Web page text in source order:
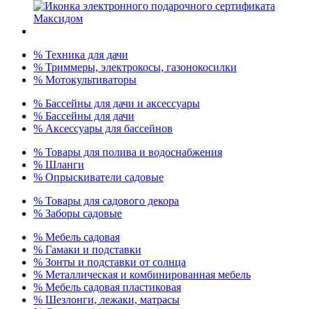
% Техника для дачи
% Триммеры, электрокосы, газонокосилки
% Мотокультиваторы
% Бассейны для дачи и аксессуары
% Бассейны для дачи
% Аксессуары для бассейнов
% Товары для полива и водоснабжения
% Шланги
% Опрыскиватели садовые
% Товары для садового декора
% Заборы садовые
% Мебель садовая
% Гамаки и подставки
% Зонты и подставки от солнца
% Металлическая и комбинированная мебель
% Мебель садовая пластиковая
% Шезлонги, лежаки, матрасы